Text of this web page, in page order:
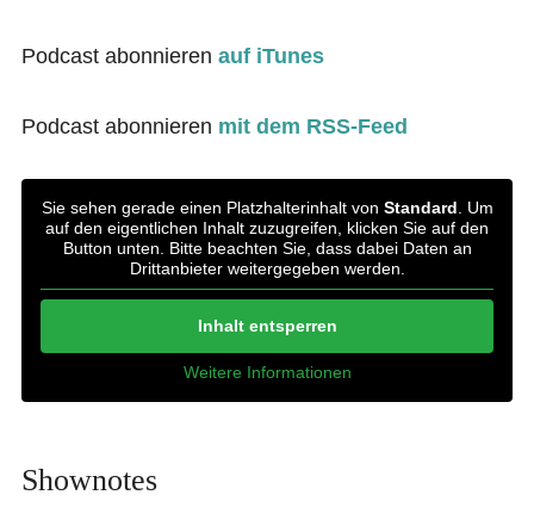
Podcast abonnieren auf iTunes
Podcast abonnieren mit dem RSS-Feed
Sie sehen gerade einen Platzhalterinhalt von Standard . Um
auf den eigentlichen Inhalt zuzugreifen, klicken Sie auf den
Button unten. Bitte beachten Sie, dass dabei Daten an
Drittanbieter weitergegeben werden.
Inhalt entsperren
Weitere Informationen
Shownotes